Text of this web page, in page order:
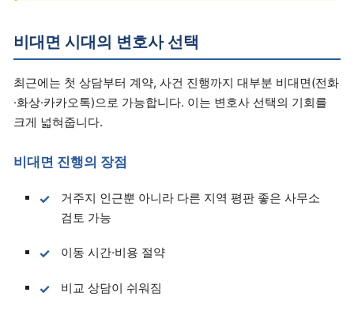
비대면 시대의 변호사 선택
최근에는 첫 상담부터 계약, 사건 진행까지 대부분 비대면(전화
·화상·카카오톡)으로 가능합니다. 이는 변호사 선택의 기회를
크게 넓혀줍니다.
비대면 진행의 장점
거주지 인근뿐 아니라 다른 지역 평판 좋은 사무소
검토 가능
이동 시간·비용 절약
비교 상담이 쉬워짐